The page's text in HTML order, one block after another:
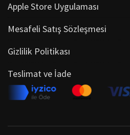
Apple Store Uygulaması
Mesafeli Satış Sözleşmesi
Gizlilik Politikası
Teslimat ve İade